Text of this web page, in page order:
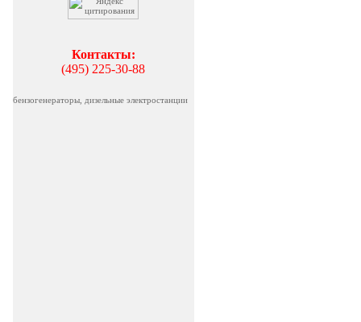
Контакты:
(495) 225-30-88
бензогенераторы, дизельные электростанции